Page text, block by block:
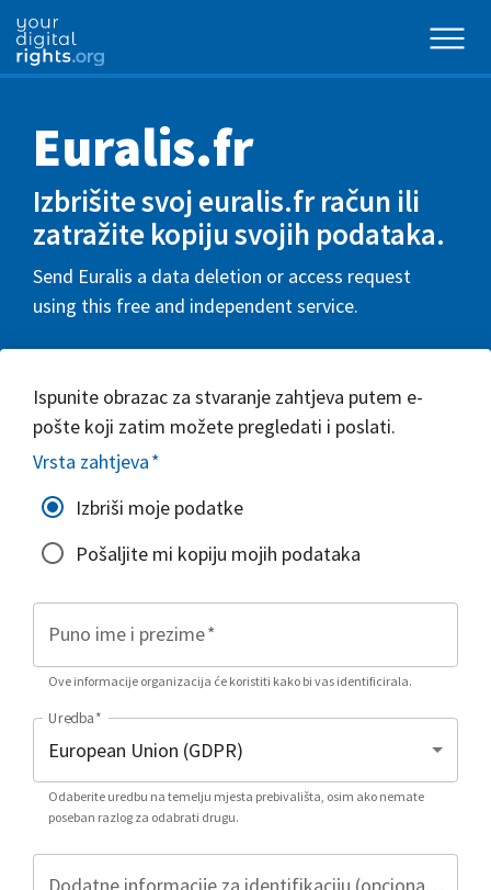
Euralis.fr
Izbrišite svoj euralis.fr račun ili
zatražite kopiju svojih podataka.
Send Euralis a data deletion or access request
using this free and independent service.
Ispunite obrazac za stvaranje zahtjeva putem e-
pošte koji zatim možete pregledati i poslati.
Vrsta zahtjeva*
Izbriši moje podatke
Pošaljite mi kopiju mojih podataka
Puno ime i prezime*
Ove informacije organizacija će koristiti kako bi vas identificirala.
Uredba*
Odaberite uredbu na temelju mjesta prebivališta, osim ako nemate
poseban razlog za odabrati drugu.
Dodatne informacije za identifikaciju (opcionalno)